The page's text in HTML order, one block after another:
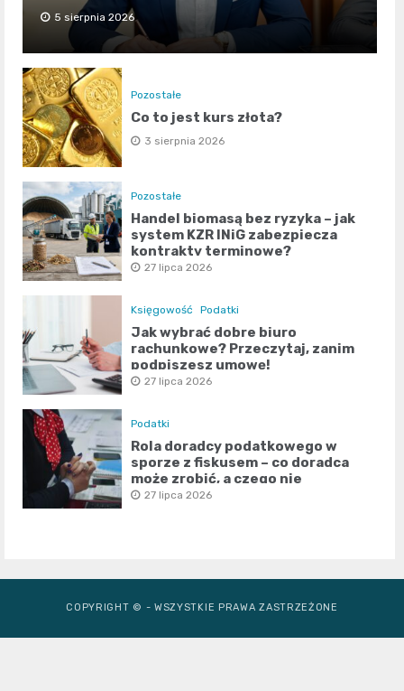
5 sierpnia 2026
Pozostałe
Co to jest kurs złota?
3 sierpnia 2026
Pozostałe
Handel biomasą bez ryzyka – jak
system KZR INiG zabezpiecza
kontrakty terminowe?
27 lipca 2026
Księgowość Podatki
Jak wybrać dobre biuro
rachunkowe? Przeczytaj, zanim
podpiszesz umowę!
27 lipca 2026
Podatki
Rola doradcy podatkowego w
sporze z fiskusem – co doradca
może zrobić, a czego nie
27 lipca 2026
COPYRIGHT © - WSZYSTKIE PRAWA ZASTRZEŻONE